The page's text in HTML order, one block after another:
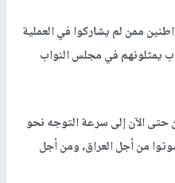
ممن لم يشاركوا في العملية
يمثلونهم في مجلس النواب
الآن إلى سرعة التوجه نحو
من أجل العراق، ومن أجل